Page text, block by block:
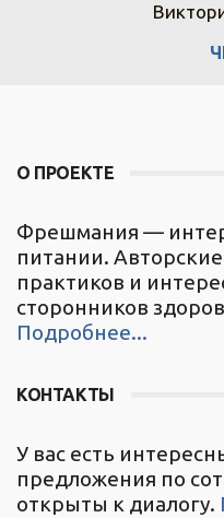
О ПРОЕКТЕ
Фрешмания —
питании.
практиков и
сторонников
Подробнее...
КОНТАКТЫ
У вас есть
предложения по
открыты к диалогу.